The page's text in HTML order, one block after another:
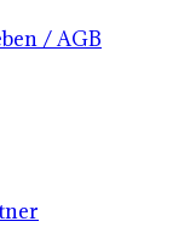
/ AGB